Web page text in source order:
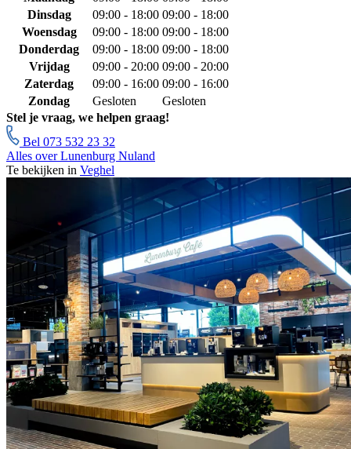
Dinsdag
09:00 - 18:00 09:00 - 18:00
Woensdag
09:00 - 18:00 09:00 - 18:00
Donderdag
09:00 - 18:00 09:00 - 18:00
Vrijdag
09:00 - 20:00 09:00 - 20:00
Zaterdag
09:00 - 16:00 09:00 - 16:00
Zondag
Gesloten
Gesloten
Stel je vraag, we helpen graag!
Bel 073 532 23 32
Alles over Lunenburg Nuland
Te bekijken in Veghel